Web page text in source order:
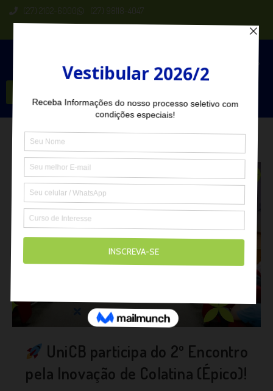
(27) 2102-6000 (27) 98118-4047
UniCB participa do 2º Encontro
pela Inovação de Colatina (Épico)!